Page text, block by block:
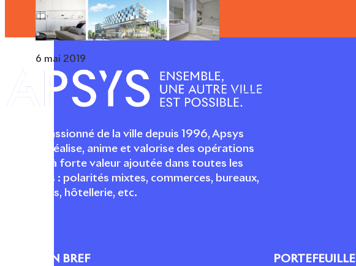
6 mai 2019
Acteur passionné de la ville depuis 1996, Apsys
conçoit, réalise, anime et valorise des opérations
urbaines à forte valeur ajoutée dans toutes les
fonctions : polarités mixtes, commerces, bureaux,
logements, hôtellerie, etc.
APSYS EN BREF PORTEFEUILLE